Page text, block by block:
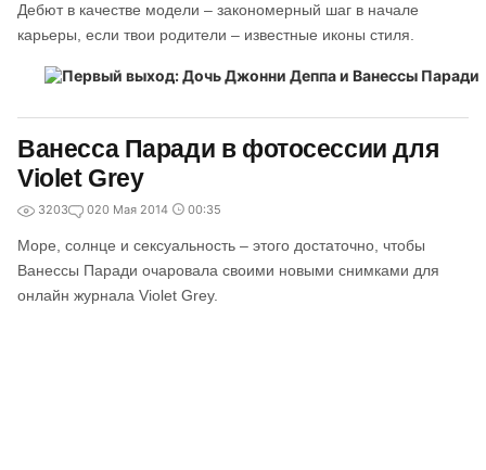
Дебют в качестве модели – закономерный шаг в начале
карьеры, если твои родители – известные иконы стиля.
Ванесса Паради в фотосессии для
Violet Grey
3203 020 Мая 2014 00:35
Море, солнце и сексуальность – этого достаточно, чтобы
Ванессы Паради очаровала своими новыми снимками для
онлайн журнала Violet Grey.